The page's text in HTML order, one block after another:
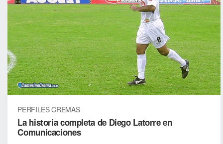
PERFILES CREMAS
La historia completa de Diego Latorre en
Comunicaciones